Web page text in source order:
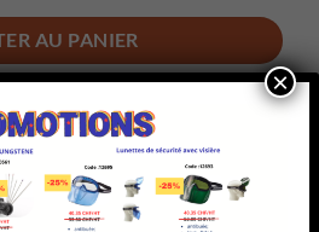
AU PANIER
soudage
×